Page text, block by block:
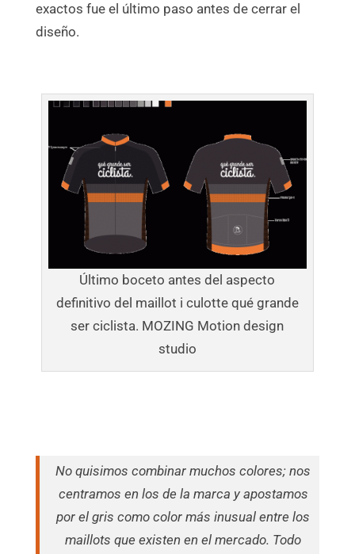
exactos fue el último paso antes de cerrar el
diseño.
Último boceto antes del aspecto
definitivo del maillot i culotte qué grande
ser ciclista. MOZING Motion design
studio
No quisimos combinar muchos colores; nos
centramos en los de la marca y apostamos
por el gris como color más inusual entre los
maillots que existen en el mercado. Todo